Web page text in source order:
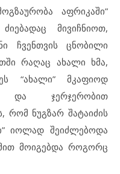
აფრიკაში”
მივიჩნიოთ,
ჩვენთვის ცნობილი
რაღაც ახალი ხმა,
“ახალი” მკაფიოდ
და ჯერჯერობით
რომ ნუგზარ შატაიძის
იოლად შეიძლებოდა
მოიგებდა როგორც